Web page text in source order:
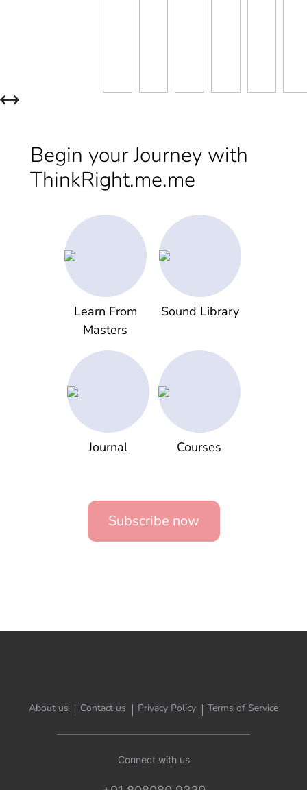
Begin your Journey with
ThinkRight.me.me
Learn From
Masters
Sound Library
Journal Courses
Subscribe now
About us Contact us Privacy Policy Terms of Service
Connect with us